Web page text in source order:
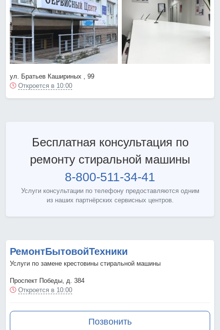
ул. Братьев Кашириных , 99
Откроется в 10:00
Бесплатная консультация по
ремонту стиральной машины
8-800-511-34-41
Услуги консультации по телефону предоставляются одним
из наших партнёрских сервисных центров.
РемонтБытовойТехники
Услуги по замене крестовины стиральной машины
Проспект Победы, д. 384
Откроется в 10:00
Позвонить